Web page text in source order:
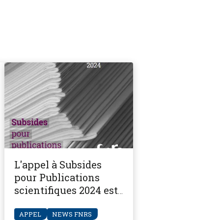
L'appel à Subsides
pour Publications
scientifiques 2024 est
APPEL NEWS FNRS